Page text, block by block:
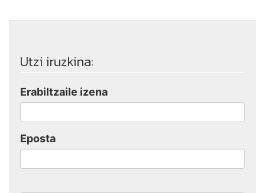
Utzi iruzkina:
Erabiltzaile izena
Eposta